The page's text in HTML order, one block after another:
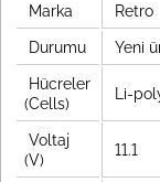
Marka Retro
Durumu Yeni
Hücreler
(Cells)
Li-
Voltaj
(V)
11.1